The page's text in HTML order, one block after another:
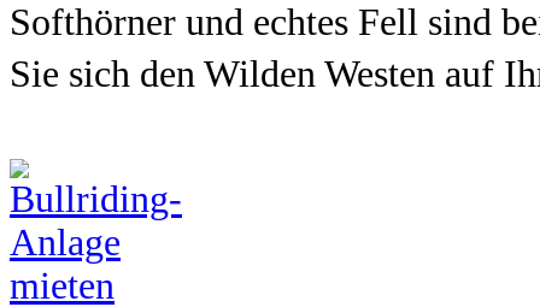
Softhörner und echtes Fell sind
Sie sich den Wilden Westen auf